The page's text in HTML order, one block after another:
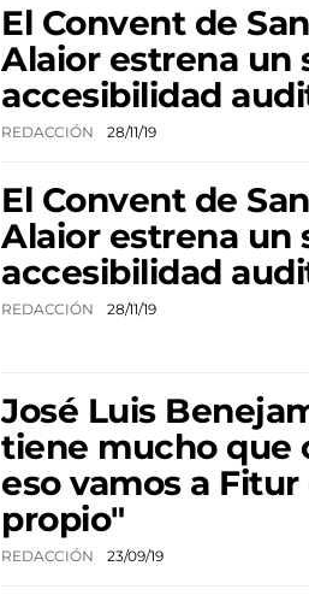
El Convent de
Alaior estrena un
accesibilidad
REDACCIÓN 28/11/19
El Convent de
Alaior estrena un
accesibilidad
REDACCIÓN 28/11/19
José Luis
tiene mucho que
eso vamos a
propio"
REDACCIÓN 23/09/19